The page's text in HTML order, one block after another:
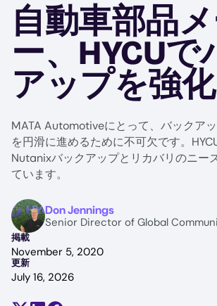
自動車部品
ー、HYCUで
アップを強化
MATA Automotiveにとって、バックア
を円滑に進めるために不可欠です。
Nutanixバックアップとリカバリのニー
ています。
ImageDon Jennings
Senior Director of Global
掲載
November 5, 2020
更新
July 16, 2026